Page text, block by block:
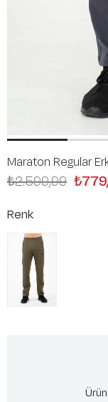
Maraton Regular
₺2.599,99
Renk